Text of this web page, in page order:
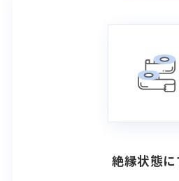
絶縁状態に